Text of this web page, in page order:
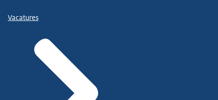
Vacatures